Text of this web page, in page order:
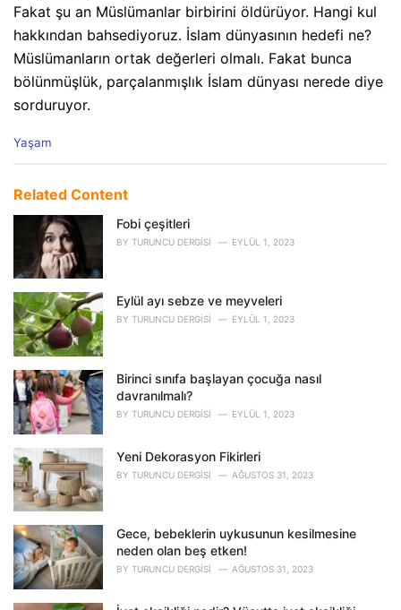
Fakat şu an Müslümanlar birbirini öldürüyor. Hangi kul
hakkından bahsediyoruz. İslam dünyasının hedefi ne?
Müslümanların ortak değerleri olmalı. Fakat bunca
bölünmüşlük, parçalanmışlık İslam dünyası nerede diye
sorduruyor.
C
e
e
:
Yaşam
Related Content
Fobi çeşitleri
BY TURUNCU DERGISI EYLÜL 1, 2023
Eylül ayı sebze ve meyveleri
BY TURUNCU DERGISI EYLÜL 1, 2023
Birinci sınıfa başlayan çocuğa nasıl
davranılmalı?
BY TURUNCU DERGISI EYLÜL 1, 2023
Yeni Dekorasyon Fikirleri
BY TURUNCU DERGISI AĞUSTOS 31, 2023
Gece, bebeklerin uykusunun kesilmesine
neden olan beş etken!
BY TURUNCU DERGISI AĞUSTOS 31, 2023